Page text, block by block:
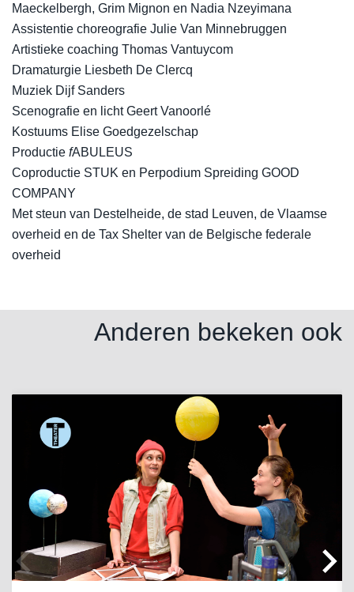
Maeckelbergh, Grim Mignon en Nadia Nzeyimana
Assistentie choreografie Julie Van Minnebruggen
Artistieke coaching Thomas Vantuycom
Dramaturgie Liesbeth De Clercq
Muziek Dijf Sanders
Scenografie en licht Geert Vanoorlé
Kostuums Elise Goedgezelschap
Productie fABULEUS
Coproductie STUK en Perpodium Spreiding GOOD
COMPANY
Met steun van Destelheide, de stad Leuven, de Vlaamse
overheid en de Tax Shelter van de Belgische federale
overheid
Anderen bekeken ook